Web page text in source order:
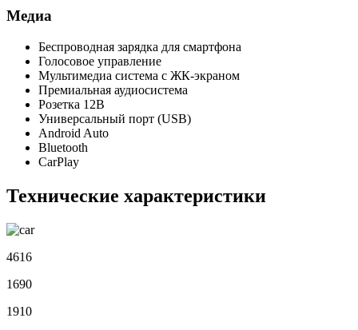
Медиа
Беспроводная зарядка для смартфона
Голосовое управление
Мультимедиа система с ЖК-экраном
Премиальная аудиосистема
Розетка 12В
Универсальный порт (USB)
Android Auto
Bluetooth
CarPlay
Технические характеристики
4616
1690
1910